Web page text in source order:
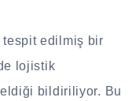
tespit edilmiş bir
lojistik
bildiriliyor. Bu